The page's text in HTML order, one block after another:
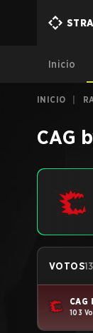
Inicio
INICIO
CAG
VOTOS
CAG
103